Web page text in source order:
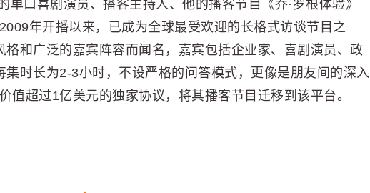
单口喜剧演员、播客主持人、他的播客节目《乔·罗根体验》
年开播以来，已成为全球最受欢迎的长格式访谈节目之
和广泛的嘉宾阵容而闻名，嘉宾包括企业家、喜剧演员、政
时长为2-3小时，不设严格的问答模式，更像是朋友间的深入
值超过1亿美元的独家协议，将其播客节目迁移到该平台。